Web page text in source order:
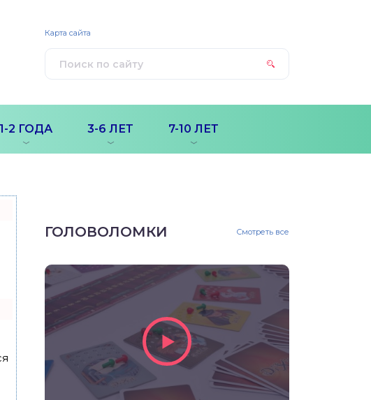
1-2 ГОДА 3-6 ЛЕТ 7-10 ЛЕТ
Карта сайта
ГОЛОВОЛОМКИ Смотреть все